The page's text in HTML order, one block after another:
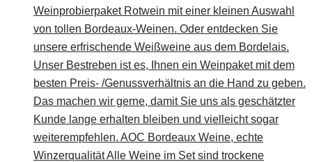
Weinprobierpaket Rotwein mit einer kleinen Auswahl
von tollen Bordeaux-Weinen. Oder entdecken Sie
unsere erfrischende Weißweine aus dem Bordelais.
Unser Bestreben ist es, Ihnen ein Weinpaket mit dem
besten Preis- /Genussverhältnis an die Hand zu geben.
Das machen wir gerne, damit Sie uns als geschätzter
Kunde lange erhalten bleiben und vielleicht sogar
weiterempfehlen. AOC Bordeaux Weine, echte
Winzerqualität Alle Weine im Set sind trockene